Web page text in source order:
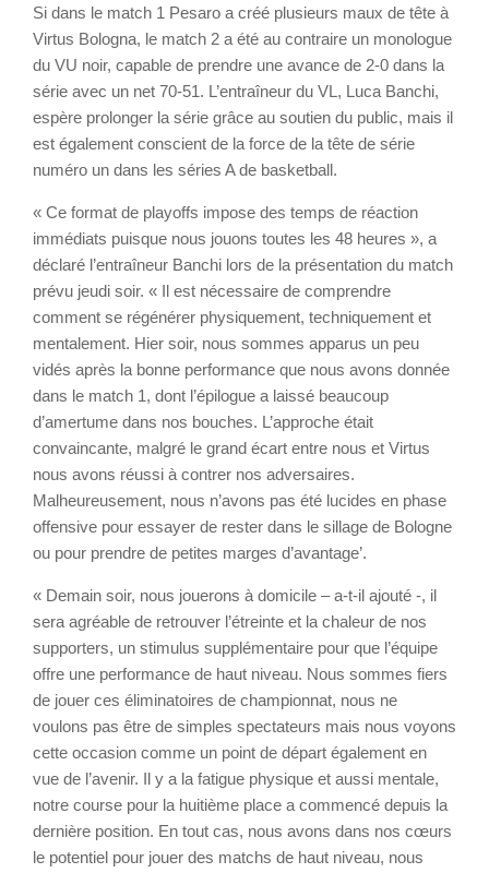
Si dans le match 1 Pesaro a créé plusieurs maux de tête à
Virtus Bologna, le match 2 a été au contraire un monologue
du VU noir, capable de prendre une avance de 2-0 dans la
série avec un net 70-51. L’entraîneur du VL, Luca Banchi,
espère prolonger la série grâce au soutien du public, mais il
est également conscient de la force de la tête de série
numéro un dans les séries A de basketball.
« Ce format de playoffs impose des temps de réaction
immédiats puisque nous jouons toutes les 48 heures », a
déclaré l’entraîneur Banchi lors de la présentation du match
prévu jeudi soir. « Il est nécessaire de comprendre
comment se régénérer physiquement, techniquement et
mentalement. Hier soir, nous sommes apparus un peu
vidés après la bonne performance que nous avons donnée
dans le match 1, dont l’épilogue a laissé beaucoup
d’amertume dans nos bouches. L’approche était
convaincante, malgré le grand écart entre nous et Virtus
nous avons réussi à contrer nos adversaires.
Malheureusement, nous n’avons pas été lucides en phase
offensive pour essayer de rester dans le sillage de Bologne
ou pour prendre de petites marges d’avantage’.
« Demain soir, nous jouerons à domicile – a-t-il ajouté -, il
sera agréable de retrouver l’étreinte et la chaleur de nos
supporters, un stimulus supplémentaire pour que l’équipe
offre une performance de haut niveau. Nous sommes fiers
de jouer ces éliminatoires de championnat, nous ne
voulons pas être de simples spectateurs mais nous voyons
cette occasion comme un point de départ également en
vue de l’avenir. Il y a la fatigue physique et aussi mentale,
notre course pour la huitième place a commencé depuis la
dernière position. En tout cas, nous avons dans nos cœurs
le potentiel pour jouer des matchs de haut niveau, nous